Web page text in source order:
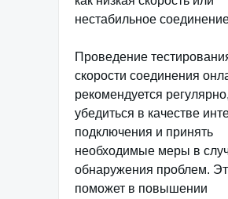
нестабильное
Проведение
скорости соединения
рекомендуется
убедиться в качестве
подключения и принять
необходимые меры в
обнаружения проблем.
поможет в повышении